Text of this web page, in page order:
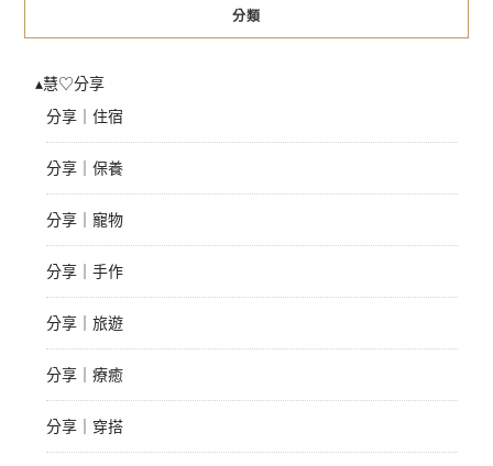
分類
▴慧♡分享
分享｜住宿
分享｜保養
分享｜寵物
分享｜手作
分享｜旅遊
分享｜療癒
分享｜穿搭